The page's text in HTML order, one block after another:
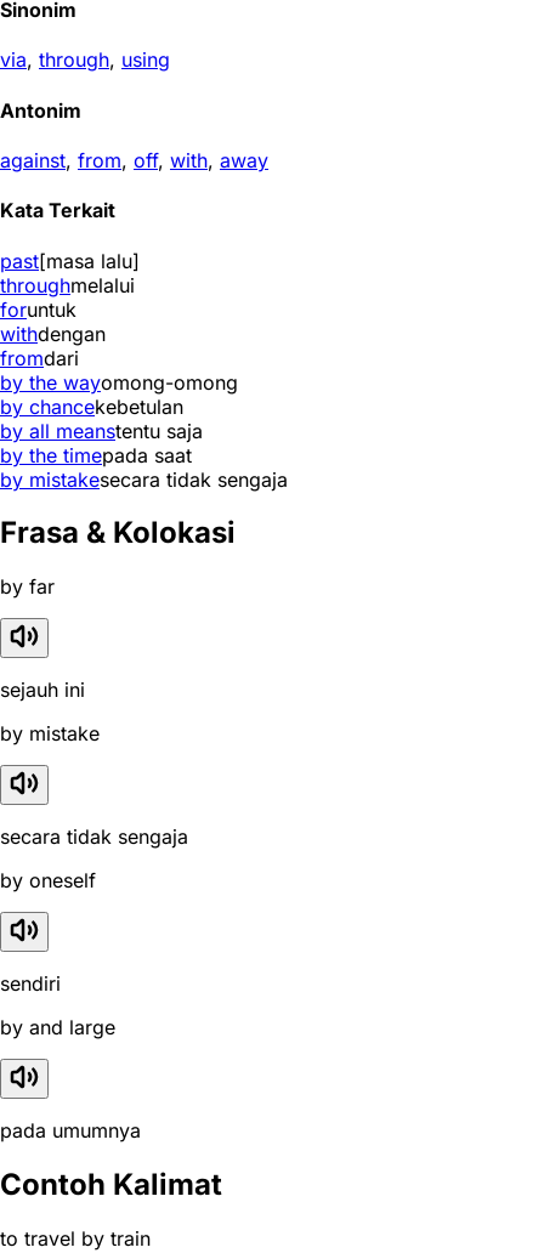
Sinonim
via, through, using
Antonim
against, from, off, with, away
Kata Terkait
past[masa lalu]
throughmelalui
foruntuk
withdengan
fromdari
by the wayomong-omong
by chancekebetulan
by all meanstentu saja
by the timepada saat
by mistakesecara tidak sengaja
Frasa & Kolokasi
by far
sejauh ini
by mistake
secara tidak sengaja
by oneself
sendiri
by and large
pada umumnya
Contoh Kalimat
to travel by train